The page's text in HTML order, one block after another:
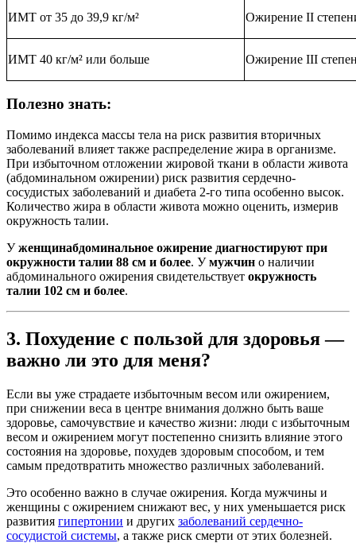
ИМТ от 35 до 39,9 кг/м² Ожирение II
ИМТ 40 кг/м² или больше Ожирение III
Полезно знать:
Помимо индекса массы тела на риск развития вторичных
заболеваний влияет также распределение жира в организме.
При избыточном отложении жировой ткани в области живота
(абдоминальном ожирении) риск развития сердечно-
сосудистых заболеваний и диабета 2-го типа особенно высок.
Количество жира в области живота можно оценить, измерив
окружность талии.
Уженщинабдоминальное ожирение диагностируют при
окружности талии 88 см и более. Умужчин о наличии
абдоминального ожирения свидетельствует окружность
талии 102 см и более.
3. Похудение с пользой для здоровья —
важно ли это для меня?
Если вы уже страдаете избыточным весом или ожирением,
при снижении веса в центре внимания должно быть ваше
здоровье, самочувствие и качество жизни: люди с избыточным
весом и ожирением могут постепенно снизить влияние этого
состояния на здоровье, похудев здоровым способом, и тем
самым предотвратить множество различных заболеваний.
Это особенно важно в случае ожирения. Когда мужчины и
женщины с ожирением снижают вес, у них уменьшается риск
развития гипертонии и других заболеваний сердечно-
сосудистой системы, а также риск смерти от этих болезней.